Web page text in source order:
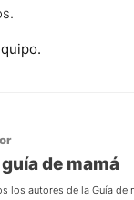
guía de mamá
los autores de la Guía de